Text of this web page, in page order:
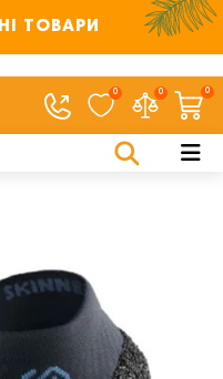
ТОВАРИ
0 0 0